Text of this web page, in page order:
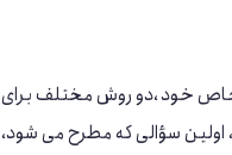
خاص خود ،دو روش مختلف برای
سؤالی که مطرح می ‌شود،